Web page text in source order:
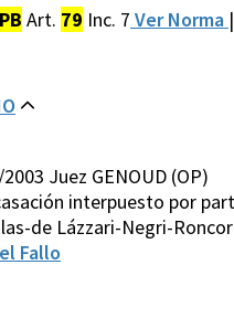
Art. 79 Inc. 7 Ver Norma
Juez GENOUD (OP)
interpuesto por
de Lázzari-Negri-
Fallo